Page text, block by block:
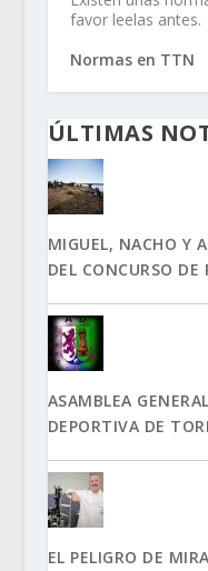
favor leelas antes.
Normas en TTN
ÚLTIMAS
MIGUEL, NACHO Y
DEL CONCURSO
ASAMBLEA
DEPORTIVA DE
EL PELIGRO DE